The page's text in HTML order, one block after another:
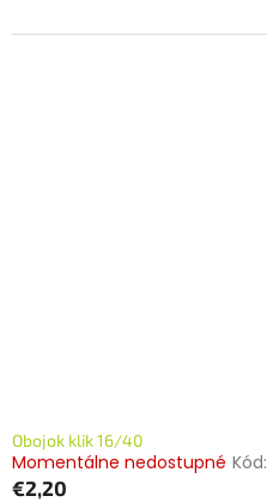
Obojok klik 16/40
Momentálne nedostupné Kód:
€2,20